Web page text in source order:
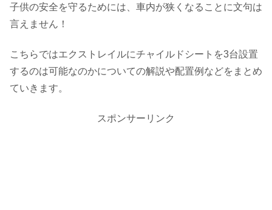
子供の安全を守るためには、車内が狭くなることに文句は
言えません！
こちらではエクストレイルにチャイルドシートを3台設置
するのは可能なのかについての解説や配置例などをまとめ
ていきます。
スポンサーリンク